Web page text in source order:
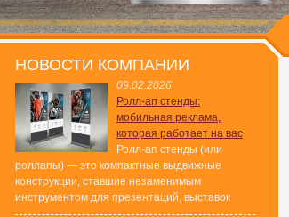
НОВОСТИ КОМПАНИИ
09.02.2026
Ролл-ап стенды:
мобильная реклама,
которая работает на вас
Ролл-ап стенды (или
роллапы) — это компактные выдвижные
конструкции, ставшие незаменимым
инструментом для презентаций, выставок